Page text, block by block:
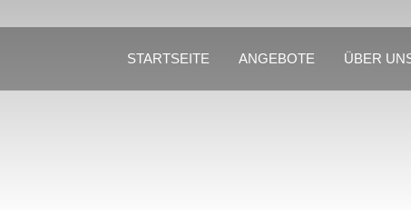
STARTSEITE ANGEBOTE ÜBER